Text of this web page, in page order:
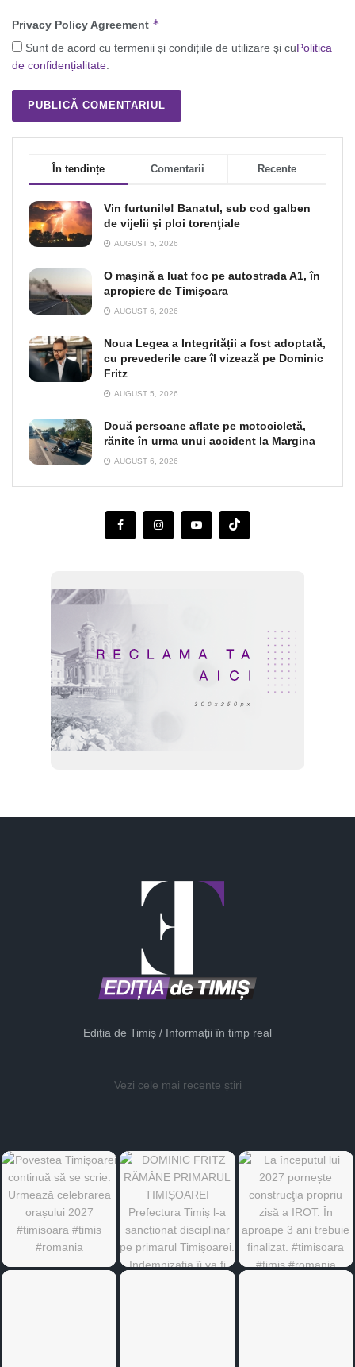
Privacy Policy Agreement *
Sunt de acord cu termenii și condițiile de utilizare și cuPolitica
de confidențialitate.
În tendințe Comentarii Recente
Vin furtunile! Banatul, sub cod galben
de vijelii şi ploi torenţiale
AUGUST 5, 2026
O maşină a luat foc pe autostrada A1, în
apropiere de Timişoara
AUGUST 6, 2026
Noua Legea a Integrității a fost adoptată,
cu prevederile care îl vizează pe Dominic
Fritz
AUGUST 5, 2026
Două persoane aflate pe motocicletă,
rănite în urma unui accident la Margina
AUGUST 6, 2026
Ediția de Timiș / Informații în timp real
Vezi cele mai recente știri